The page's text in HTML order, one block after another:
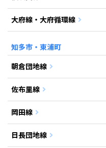
大府線・大府循環線
知多市・東浦町
朝倉団地線
佐布里線
岡田線
日長団地線